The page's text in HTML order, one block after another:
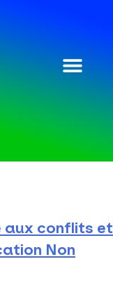
aux conflits et
Non